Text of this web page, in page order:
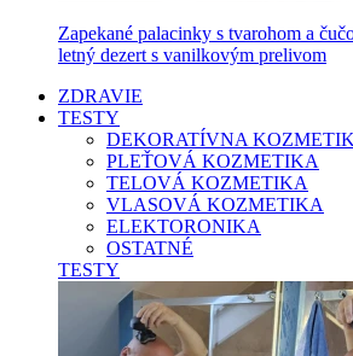
Zapekané palacinky s tvarohom a
letný dezert s vanilkovým prelivom
ZDRAVIE
TESTY
DEKORATÍVNA
PLEŤOVÁ KOZMETIKA
TELOVÁ KOZMETIKA
VLASOVÁ KOZMETIKA
ELEKTORONIKA
OSTATNÉ
TESTY